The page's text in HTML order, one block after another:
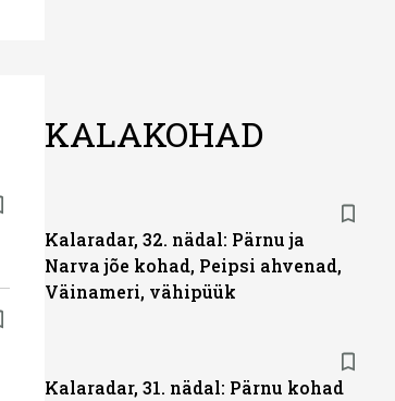
KALAKOHAD
Kalaradar, 32. nädal: Pärnu ja
Narva jõe kohad, Peipsi ahvenad,
Väinameri, vähipüük
Kalaradar, 31. nädal: Pärnu kohad